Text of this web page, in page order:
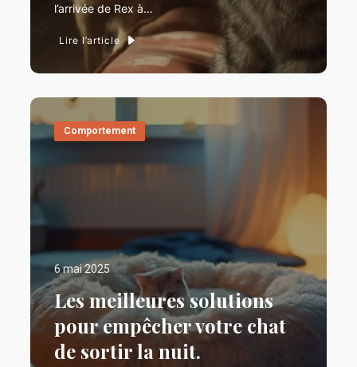
l’arrivée de Rex à…
Lire l’article
Comportement
6 mai 2025
Les meilleures solutions
pour empêcher votre chat
de sortir la nuit.